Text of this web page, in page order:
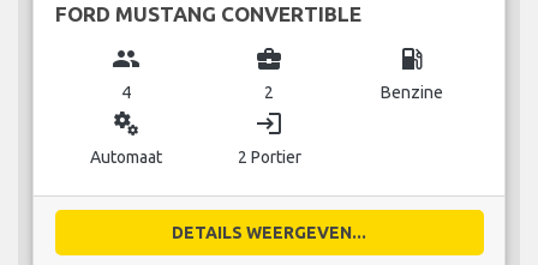
FORD MUSTANG CONVERTIBLE
group
4
business_center
2
local_gas_station
Benzine
miscellaneous_services
Automaat
login
2 Portier
DETAILS WEERGEVEN...